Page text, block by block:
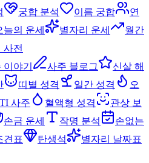
궁합 분석 이름 궁합
연
늘의 운세 별자리 운세
월간
사전
이야기 사주 블로그
신살 해
띠별 성격 일간 성격
오
사주 혈액형 성격
관상 보
손금 운세 작명 분석
손없는
견표 탄생석
별자리 날짜표